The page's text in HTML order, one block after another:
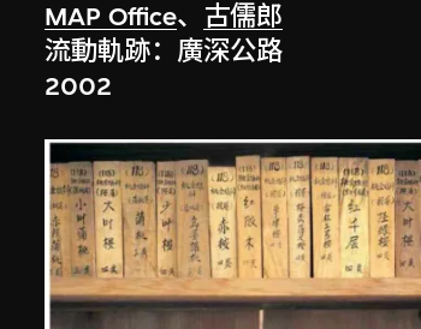
MAP Office、 古儒郎
流動軌跡：廣深公路
2002